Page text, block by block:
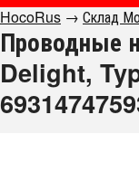
HocoRus → Склад
Проводные
Delight,